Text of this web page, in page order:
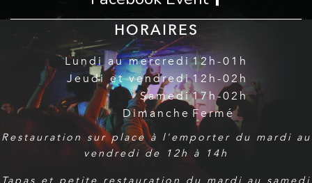
HORAIRES
Lundi au mercredi
Jeudi et vendredi
Samedi
Dimanche
12h-01h
12h-02h
17h-02h
Fermé
Restauration sur place à l'emporter du mardi au
vendredi de 12h à 14h